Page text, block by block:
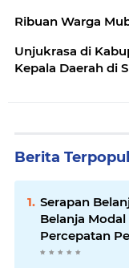
Ribuan Warga
Unjukrasa di
Kepala Daerah di
Berita
Serapan
Belanja Modal
Percepatan
PALI